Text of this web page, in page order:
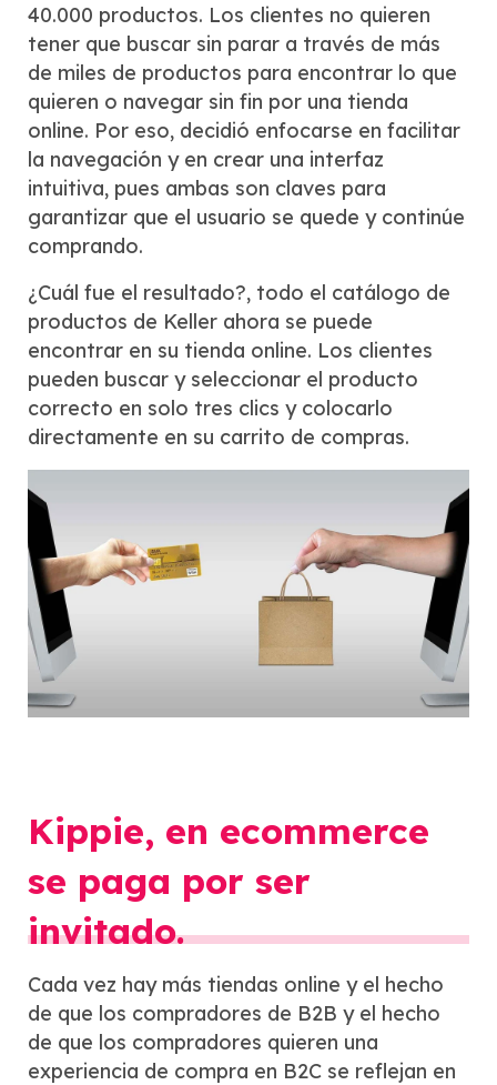
40.000 productos. Los clientes no quieren
tener que buscar sin parar a través de más
de miles de productos para encontrar lo que
quieren o navegar sin fin por una tienda
online. Por eso, decidió enfocarse en facilitar
la navegación y en crear una interfaz
intuitiva, pues ambas son claves para
garantizar que el usuario se quede y continúe
comprando.
¿Cuál fue el resultado?, todo el catálogo de
productos de Keller ahora se puede
encontrar en su tienda online. Los clientes
pueden buscar y seleccionar el producto
correcto en solo tres clics y colocarlo
directamente en su carrito de compras.
Kippie, en ecommerce
se paga por ser
invitado.
Cada vez hay más tiendas online y el hecho
de que los compradores de B2B y el hecho
de que los compradores quieren una
experiencia de compra en B2C se reflejan en